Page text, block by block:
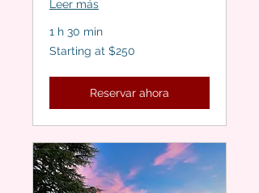
Leer más
1 h 30 min
Starting
at
Starting at $250
Reservar ahora